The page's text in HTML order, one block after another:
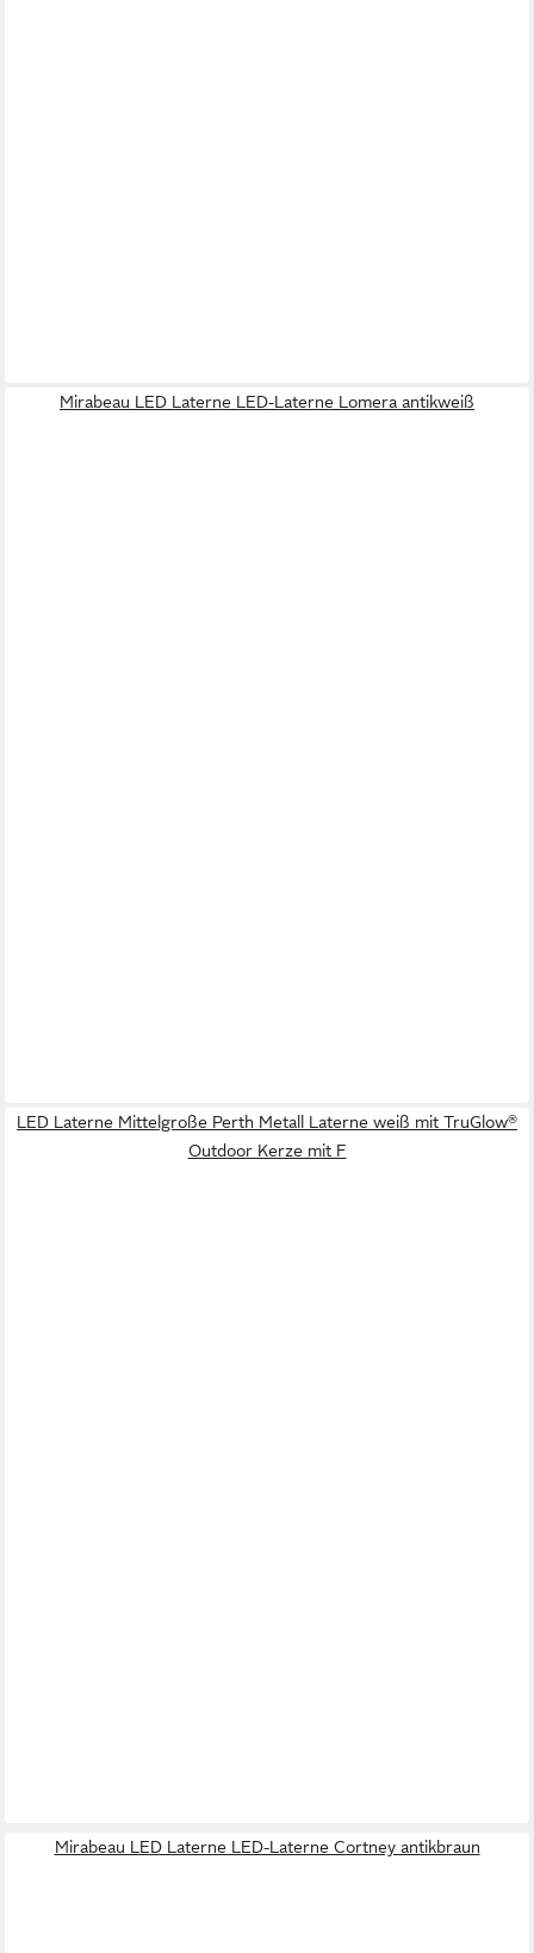
Mirabeau LED Laterne LED-Laterne Lomera antikweiß
LED Laterne Mittelgroße Perth Metall Laterne weiß mit TruGlow®
Outdoor Kerze mit F
Mirabeau LED Laterne LED-Laterne Cortney antikbraun